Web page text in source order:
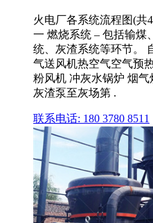
火电厂各系统流程图(共
一 燃烧系统 – 包括输煤
统、灰渣系统等环节。
气送风机热空气空气预
粉风机 冲灰水锅炉 烟
灰渣泵至灰场第 .
联系电话: 180 3780 8511